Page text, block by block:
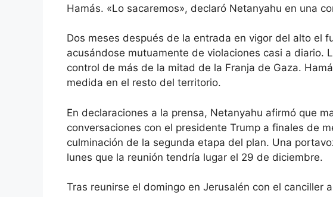
Hamás. «Lo sacaremos», declaró Netanyahu en una
Dos meses después de la entrada en vigor del alto el
acusándose mutuamente de violaciones casi a diario.
control de más de la mitad de la Franja de Gaza.
medida en el resto del territorio.
En declaraciones a la prensa, Netanyahu afirmó que
conversaciones con el presidente Trump a finales de
culminación de la segunda etapa del plan. Una
lunes que la reunión tendría lugar el 29 de diciembre.
Tras reunirse el domingo en Jerusalén con el canciller